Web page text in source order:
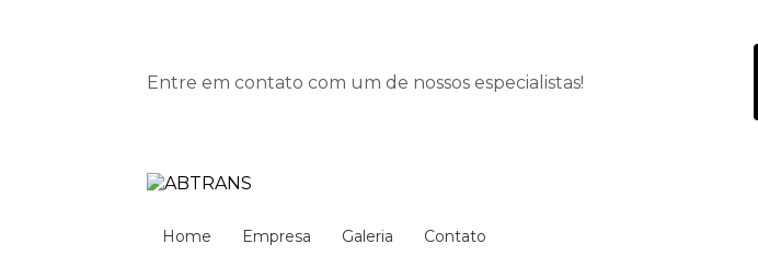
Entre em contato com um de nossos especialistas!
Home Empresa Galeria Contato